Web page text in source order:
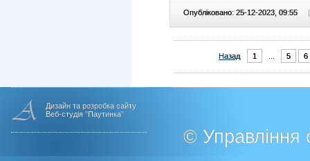
Опубліковано: 25-12-2023, 09:55 |
Назад 1 5 6
Дизайн та розробка сайту
Веб-студія "Паутинка"
© Управління